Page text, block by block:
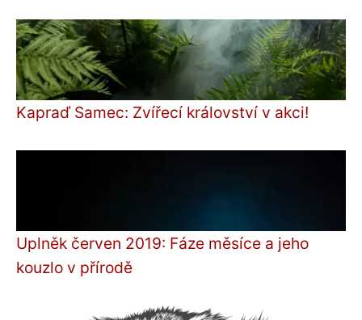
Kapraď Samec: Zvířecí království v akci!
Uplněk červen 2019: Fáze měsíce a jeho
kouzlo v přírodě